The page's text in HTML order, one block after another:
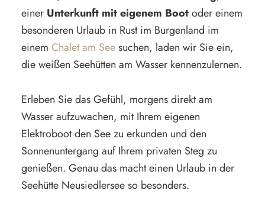
einer Unterkunft mit eigenem Bootoder einem
besonderen Urlaub in Rust im Burgenland im
einem Chalet am Seesuchen, laden wir Sie ein,
die weißen Seehütten am Wasser kennenzulernen.
Erleben Sie das Gefühl, morgens direkt am
Wasser aufzuwachen, mit Ihrem eigenen
Elektroboot den See zu erkunden und den
Sonnenuntergang auf Ihrem privaten Steg zu
genießen. Genau das macht einen Urlaub in der
Seehütte Neusiedlersee so besonders.